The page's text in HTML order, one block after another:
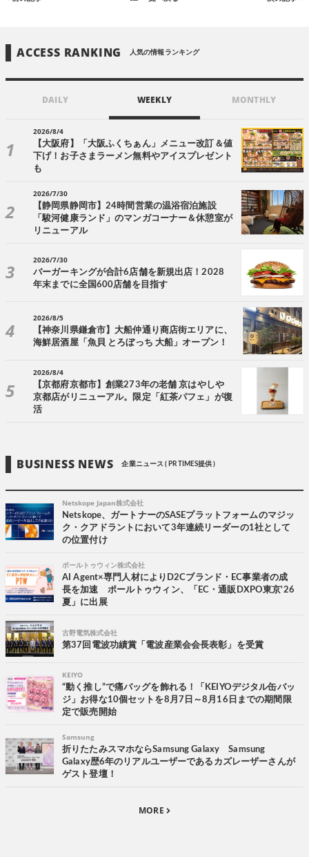
ACCESS RANKING 人気の情報ランキング
DAILY WEEKLY MONTHLY
2026/8/4
【大阪府】「大阪ふくちぁん」メニュー改訂＆値
下げ！お子さまラーメン無料やアイスプレゼント
も
2026/7/30
【静岡県静岡市】24時間営業の温浴宿泊施設
「駿河健康ランド」のマンガコーナー＆休憩室が
リニューアル
2026/7/30
バーガーキングが合計6店舗を新規出店！2028
年末までに全国600店舗を目指す
2026/8/5
【神奈川県鎌倉市】大船仲通り商店街エリアに、
海鮮居酒屋「魚貝 とろぼっち 大船」オープン！
2026/8/4
【京都府京都市】創業273年の老舗 京はやしや
京都店がリニューアル。限定「紅茶パフェ」が復
活
BUSINESS NEWS 企業ニュース ( PR TIMES提供 )
Netskope Japan株式会社
Netskope、ガートナーのSASEプラットフォームのマジッ
ク・クアドラントにおいて3年連続リーダーの1社として
の位置付け
ポールトゥウィン株式会社
AI Agent×専門人材によりD2Cブランド・EC事業者の成
長を加速 ポールトゥウィン、「EC・通販DXPO東京'26
夏」に出展
古野電気株式会社
第37回電波功績賞「電波産業会会長表彰」を受賞
KEIYO
“動く推し”で痛バッグを飾れる！「KEIYOデジタル缶バッ
ジ」お得な10個セットを8月7日～8月16日までの期間限
定で販売開始
Samsung
折りたたみスマホならSamsung Galaxy Samsung
Galaxy歴6年のリアルユーザーであるカズレーザーさんが
ゲスト登壇！
MORE